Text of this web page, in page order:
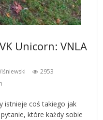
Unicorn: VNLA
2953
istnieje coś takiego jak
które każdy sobie